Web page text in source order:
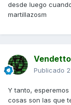
desde luego
martillazosm
Publicado
Y tanto,
cosas son las que